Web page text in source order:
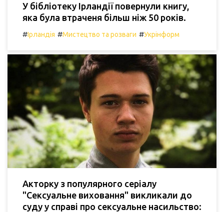
У бібліотеку Ірландії повернули книгу,
яка була втраченя більш ніж 50 років.
#Ірландія #Мистецтво та розваги #Укрінформ
Акторку з популярного серіалу
"Сексуальне виховання" викликали до
суду у справі про сексуальне насильство: